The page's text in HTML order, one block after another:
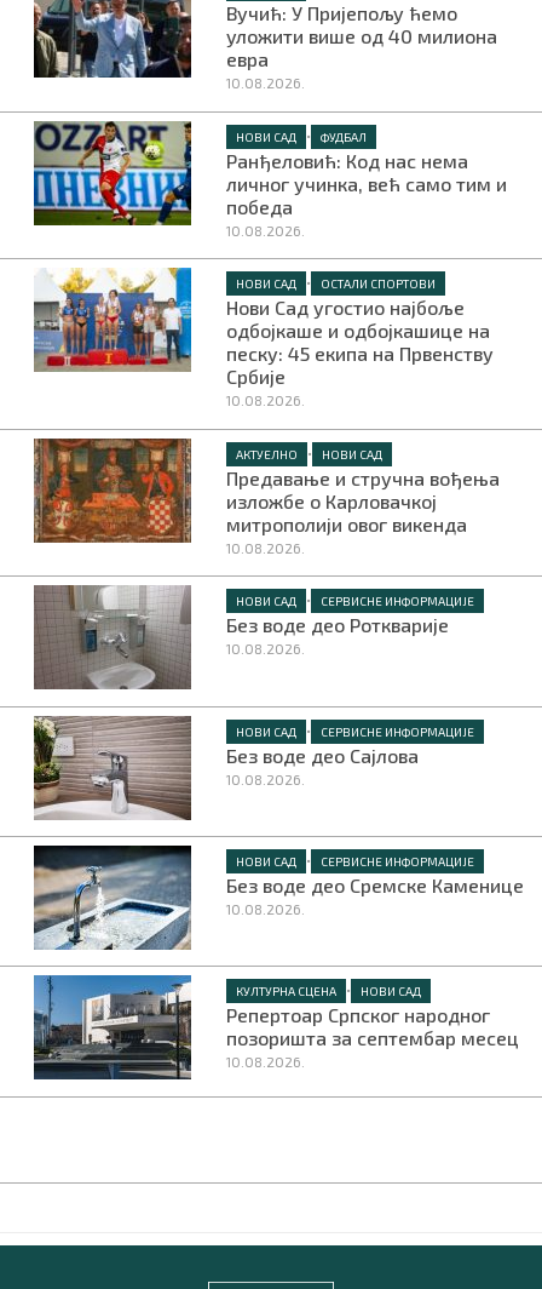
Вучић: У Пријепољу ћемо
уложити више од 40 милиона
евра
10.08.2026.
НОВИ САД • ФУДБАЛ
Ранђеловић: Код нас нема
личног учинка, већ само тим и
победа
10.08.2026.
НОВИ САД • ОСТАЛИ СПОРТОВИ
Нови Сад угостио најбоље
одбојкаше и одбојкашице на
песку: 45 екипа на Првенству
Србије
10.08.2026.
АКТУЕЛНО • НОВИ САД
Предавање и стручна вођења
изложбе о Карловачкој
митрополији овог викенда
10.08.2026.
НОВИ САД • СЕРВИСНЕ ИНФОРМАЦИЈЕ
Без воде део Роткварије
10.08.2026.
НОВИ САД • СЕРВИСНЕ ИНФОРМАЦИЈЕ
Без воде део Сајлова
10.08.2026.
НОВИ САД • СЕРВИСНЕ ИНФОРМАЦИЈЕ
Без воде део Сремске Каменице
10.08.2026.
КУЛТУРНА СЦЕНА • НОВИ САД
Репертоар Српског народног
позоришта за септембар месец
10.08.2026.